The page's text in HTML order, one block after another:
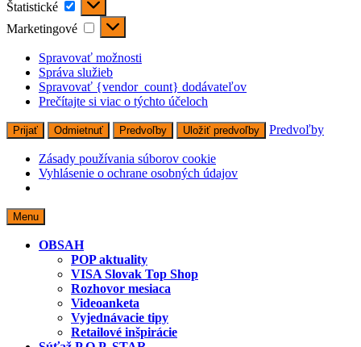
Štatistické
Marketingové Marketingové
Spravovať možnosti
Správa služieb
Spravovať {vendor_count} dodávateľov
Prečítajte si viac o týchto účeloch
Prijať Odmietnuť Predvoľby Uložiť predvoľby Predvoľby
Zásady používania súborov cookie
Vyhlásenie o ochrane osobných údajov
Skip
to
content
Menu
OBSAH
POP aktuality
VISA Slovak Top Shop
Rozhovor mesiaca
Videoanketa
Vyjednávacie tipy
Retailové inšpirácie